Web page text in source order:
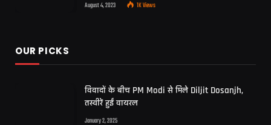
August 4, 2023 1KViews
OUR PICKS
विवादों के बीच PM Modi से मिले Diljit Dosanjh,
तस्वीरें हुईं वायरल
January 2, 2025